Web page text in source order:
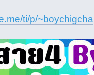
ti/p/~boychigcha